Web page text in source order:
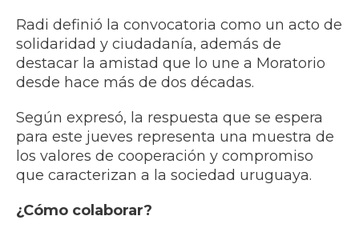
Radi definió la convocatoria como un acto de
solidaridad y ciudadanía, además de
destacar la amistad que lo une a Moratorio
desde hace más de dos décadas.
Según expresó, la respuesta que se espera
para este jueves representa una muestra de
los valores de cooperación y compromiso
que caracterizan a la sociedad uruguaya.
¿Cómo colaborar?